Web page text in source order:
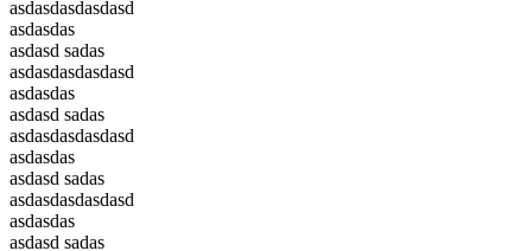
asdasdasdasdasd
asdasdas
asdasd sadas
asdasdasdasdasd
asdasdas
asdasd sadas
asdasdasdasdasd
asdasdas
asdasd sadas
asdasdasdasdasd
asdasdas
asdasd sadas